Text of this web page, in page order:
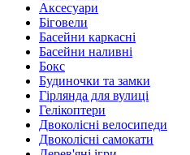
Аксесуари
Біговели
Басейни каркасні
Басейни наливні
Бокс
Будиночки та замки
Гірлянда для вулиці
Гелікоптери
Двоколісні велосипеди
Двоколісні самокати